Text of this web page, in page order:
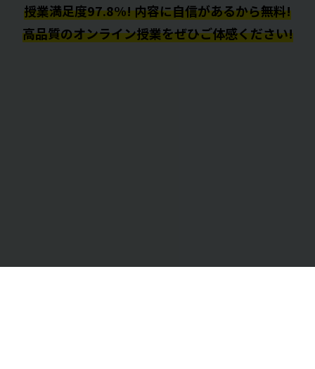
授業満足度97.8%! 内容に自信があるから無料!
高品質のオンライン授業をぜひご体感ください!